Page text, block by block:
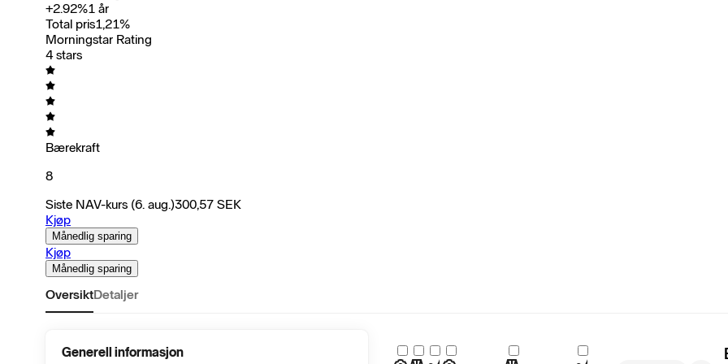
+2.92%1 år
Total pris1,21%
Morningstar Rating
4 stars
Bærekraft
8
Siste NAV-kurs (6. aug.)300,57 SEK
Kjøp
Månedlig sparing
Kjøp
Månedlig sparing
OversiktDetaljer
Generell informasjon